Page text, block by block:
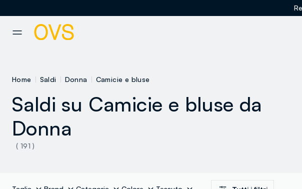
Home Saldi Donna Camicie e bluse
Saldi su Camicie e bluse da
Donna
( 191 )